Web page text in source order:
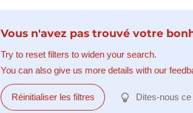
Vous n'avez pas trouvé votre
Try to reset filters to widen your search.
You can also give us more details with our
Réinitialiser les filtres Dites-nous